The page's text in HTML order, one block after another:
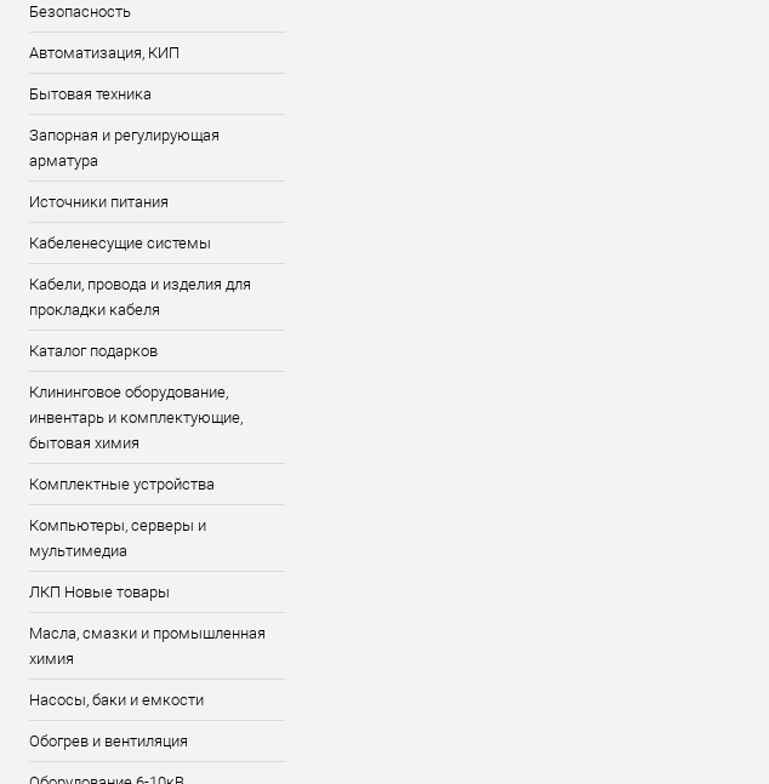
Безопасность
Автоматизация, КИП
Бытовая техника
Запорная и регулирующая
арматура
Источники питания
Кабеленесущие системы
Кабели, провода и изделия для
прокладки кабеля
Каталог подарков
Клининговое оборудование,
инвентарь и комплектующие,
бытовая химия
Комплектные устройства
Компьютеры, серверы и
мультимедиа
ЛКП Новые товары
Масла, смазки и промышленная
химия
Насосы, баки и емкости
Обогрев и вентиляция